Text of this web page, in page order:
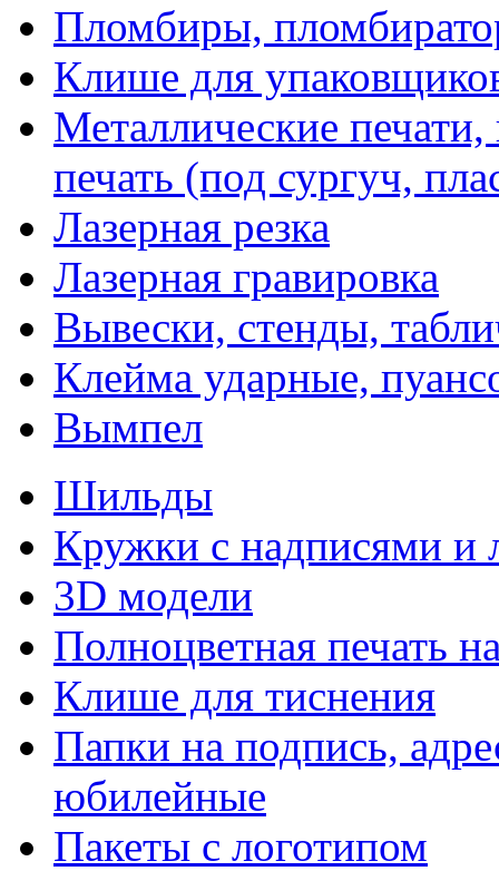
Пломбиры,
Клише для
Металлические
печать (под сургуч,
Лазерная резка
Лазерная гравировка
Вывески, стенды,
Клейма ударные,
Вымпел
Шильды
Кружки с надписями и
3D модели
Полноцветная печать
Клише для тиснения
Папки на подпись,
юбилейные
Пакеты с логотипом